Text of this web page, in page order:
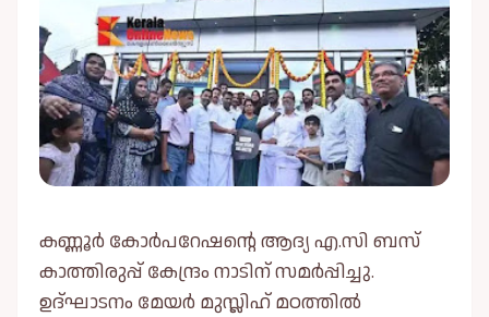
കണ്ണൂര്‍ കോര്‍പറേഷൻ്റെ ആദ്യ എ.സി ബസ്
കാത്തിരുപ്പ് കേന്ദ്രം നാടിന് സമര്‍പ്പിച്ചു.
ഉദ്ഘാടനം മേയർ മുസ്ലിഹ് മഠത്തില്‍